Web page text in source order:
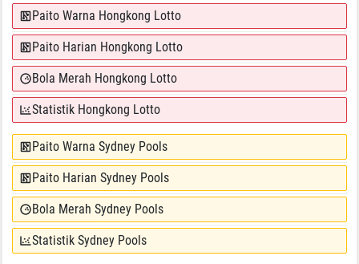
Paito Warna Hongkong Lotto
Paito Harian Hongkong Lotto
Bola Merah Hongkong Lotto
Statistik Hongkong Lotto
Paito Warna Sydney Pools
Paito Harian Sydney Pools
Bola Merah Sydney Pools
Statistik Sydney Pools